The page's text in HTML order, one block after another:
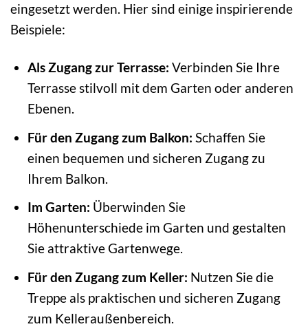
eingesetzt werden. Hier sind einige inspirierende
Beispiele:
Als Zugang zur Terrasse: Verbinden Sie Ihre
Terrasse stilvoll mit dem Garten oder anderen
Ebenen.
Für den Zugang zum Balkon: Schaffen Sie
einen bequemen und sicheren Zugang zu
Ihrem Balkon.
Im Garten: Überwinden Sie
Höhenunterschiede im Garten und gestalten
Sie attraktive Gartenwege.
Für den Zugang zum Keller: Nutzen Sie die
Treppe als praktischen und sicheren Zugang
zum Kelleraußenbereich.